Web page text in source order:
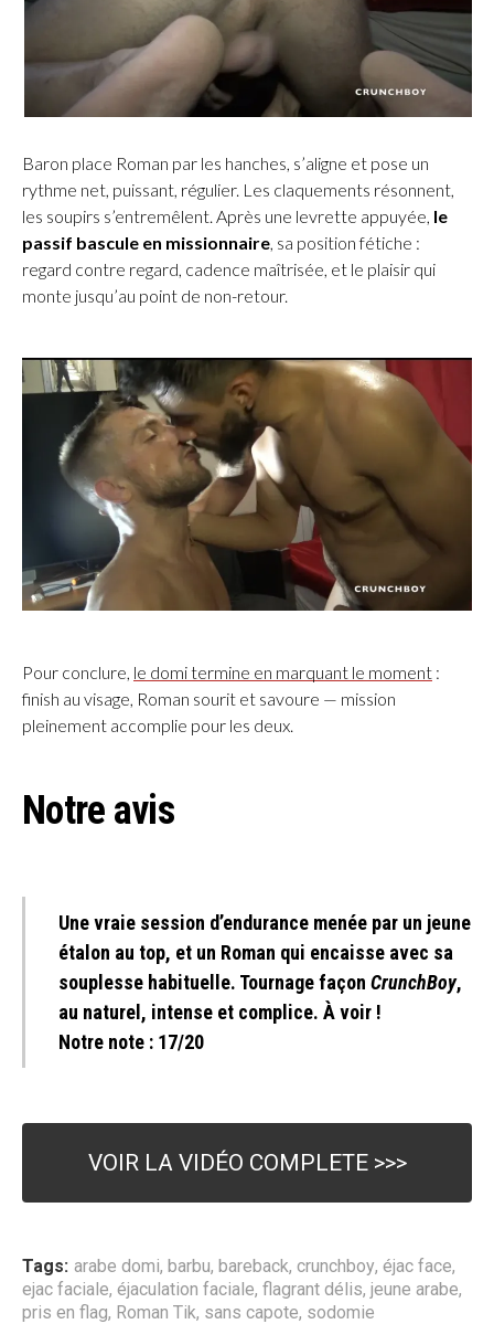
Baron place Roman par les hanches, s’aligne et pose un
rythme net, puissant, régulier. Les claquements résonnent,
les soupirs s’entremêlent. Après une levrette appuyée, le
passif bascule en missionnaire, sa position fétiche :
regard contre regard, cadence maîtrisée, et le plaisir qui
monte jusqu’au point de non-retour.
Pour conclure, le domi termine en marquant le moment :
finish au visage, Roman sourit et savoure — mission
pleinement accomplie pour les deux.
Notre avis
Une vraie session d’endurance menée par un jeune
étalon au top, et un Roman qui encaisse avec sa
souplesse habituelle. Tournage façon CrunchBoy,
au naturel, intense et complice. À voir !
Notre note : 17/20
VOIR LA VIDÉO COMPLETE >>>
Tags: arabe domi, barbu, bareback, crunchboy, éjac face,
ejac faciale, éjaculation faciale, flagrant délis, jeune arabe,
pris en flag, Roman Tik, sans capote, sodomie